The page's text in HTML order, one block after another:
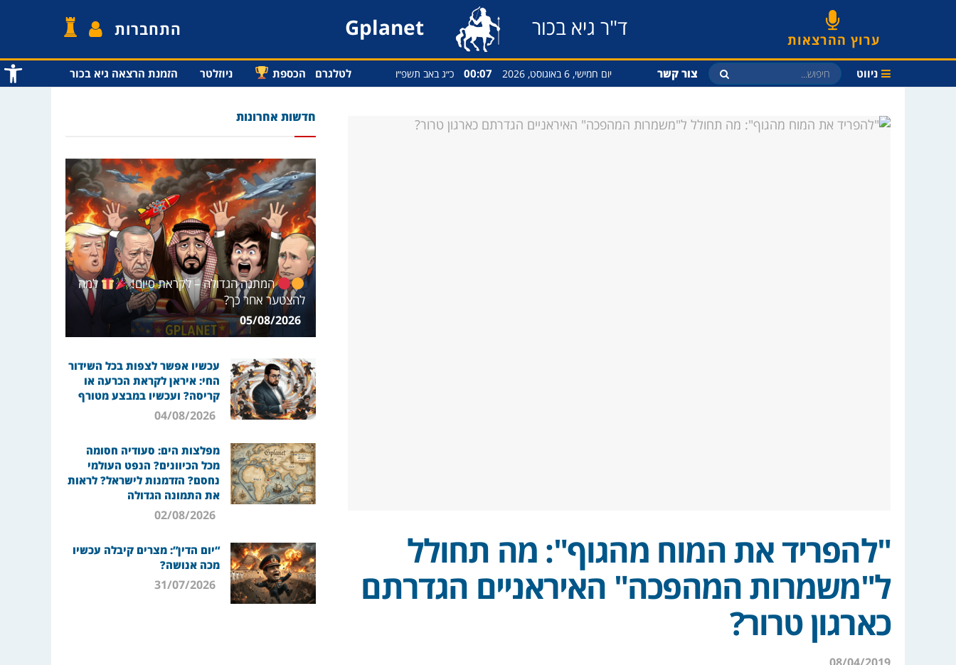
פתח
ערוץ ההרצאות ד"ר גיא בכור Gplanet התחברות
ניווט צור קשר יום חמישי, 6 באוגוסט, 2026 00:07 כ״ג באב תשפ״ו לטלגרם הכספת ניוזלטר הזמנת הרצאה גיא בכור
"להפריד את המוח מהגוף": מה תחולל
ל"משמרות המהפכה" האיראניים הגדרתם
כארגון טרור?
08/04/2019
חדשות אחרונות
המתנה הגדולה – לקראת סיום!
למה
להצטער אחר כך?
05/08/2026
עכשיו אפשר לצפות בכל השידור
החי: איראן לקראת הכרעה או
קריסה? ועכשיו במבצע מטורף
04/08/2026
מפלצות הים: סעודיה חסומה
מכל הכיוונים? הנפט העולמי
נחסם? הזדמנות לישראל? לראות
את התמונה הגדולה
02/08/2026
“יום הדין”: מצרים קיבלה עכשיו
מכה אנושה?
31/07/2026